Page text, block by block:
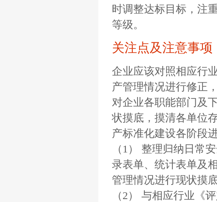
时调整达标目标，注
等级。
关注点及注意事项
企业应该对照相应行
产管理情况进行修正
对企业各职能部门及
状摸底，摸清各单位
产标准化建设各阶段
（1） 整理归纳日常
录表单、统计表单及
管理情况进行现状摸
（2） 与相应行业《